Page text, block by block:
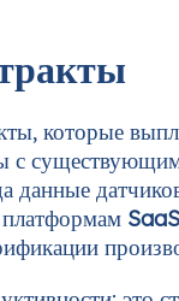
которые
с
данные
платформам SaaS